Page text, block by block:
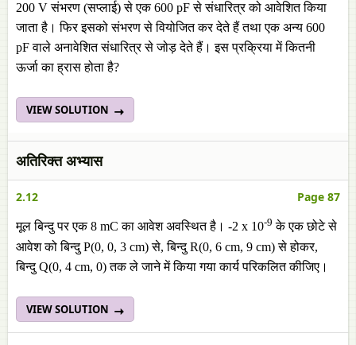
200 V संभरण (सप्लाई) से एक 600 pF से संधारित्र को आवेशित किया
जाता है। फिर इसको संभरण से वियोजित कर देते हैं तथा एक अन्य 600
pF वाले अनावेशित संधारित्र से जोड़ देते हैं। इस प्रक्रिया में कितनी
ऊर्जा का ह्रास होता है?
VIEW SOLUTION
अतिरिक्त अभ्यास
2.12 Page 87
मूल बिन्दु पर एक 8 mC का आवेश अवस्थित है। -2 x 10-9 के एक छोटे से
आवेश को बिन्दु P(0, 0, 3 cm) से, बिन्दु R(0, 6 cm, 9 cm) से होकर,
बिन्दु Q(0, 4 cm, 0) तक ले जाने में किया गया कार्य परिकलित कीजिए।
VIEW SOLUTION